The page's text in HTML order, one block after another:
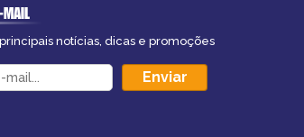
MAIL
notícias, dicas e promoções